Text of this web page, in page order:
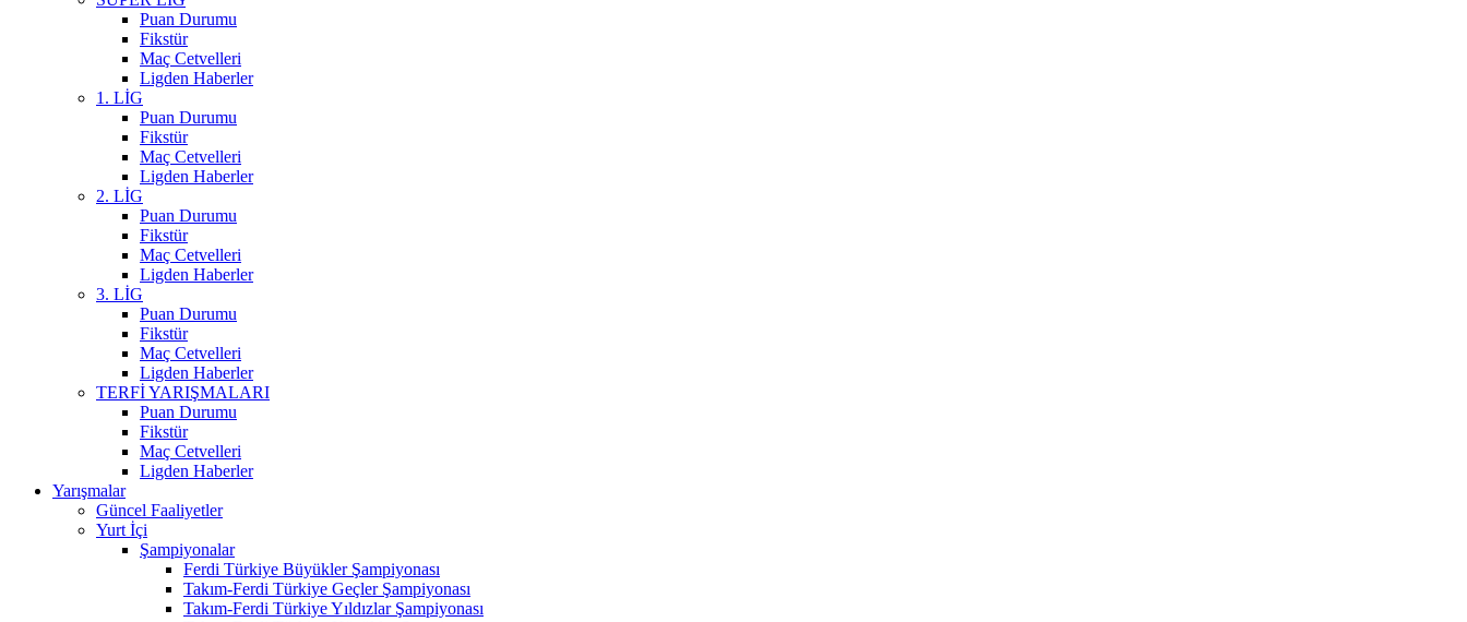
Puan Durumu
Fikstür
Maç Cetvelleri
Ligden Haberler
1. LİG
Puan Durumu
Fikstür
Maç Cetvelleri
Ligden Haberler
2. LİG
Puan Durumu
Fikstür
Maç Cetvelleri
Ligden Haberler
3. LİG
Puan Durumu
Fikstür
Maç Cetvelleri
Ligden Haberler
TERFİ YARIŞMALARI
Puan Durumu
Fikstür
Maç Cetvelleri
Ligden Haberler
Yarışmalar
Güncel Faaliyetler
Yurt İçi
Şampiyonalar
Ferdi Türkiye Büyükler Şampiyonası
Takım-Ferdi Türkiye Geçler Şampiyonası
Takım-Ferdi Türkiye Yıldızlar Şampiyonası